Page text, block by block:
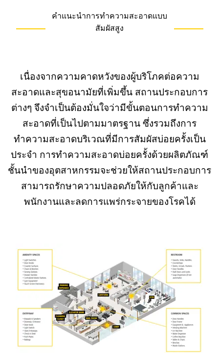
คำแนะนำการทำความสะอาดแบบ
สัมผัสสูง
เนื่องจากความคาดหวังของผู้บริโภคต่อความ
สะอาดและสุขอนามัยที่เพิ่มขึ้น สถานประกอบการ
ต่างๆ จึงจำเป็นต้องมั่นใจว่ามีขั้นตอนการทำความ
สะอาดที่เป็นไปตามมาตรฐาน ซึ่งรวมถึงการ
ทำความสะอาดบริเวณที่มีการสัมผัสบ่อยครั้งเป็น
ประจำ การทำความสะอาดบ่อยครั้งด้วยผลิตภัณฑ์
ชั้นนำของอุตสาหกรรมจะช่วยให้สถานประกอบการ
สามารถรักษาความปลอดภัยให้กับลูกค้าและ
พนักงานและลดการแพร่กระจายของโรคได้